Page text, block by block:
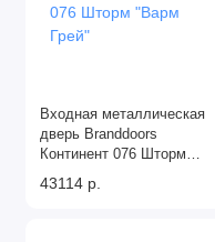
Входная металлическая
дверь Branddoors
Континент 076 Шторм
"Варм Грей"
43114 р.